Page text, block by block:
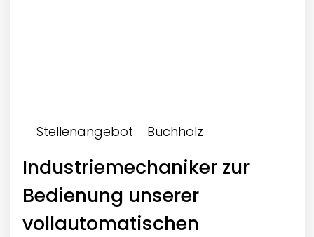
Stellenangebot Buchholz
Industriemechaniker zur
Bedienung unserer
vollautomatischen